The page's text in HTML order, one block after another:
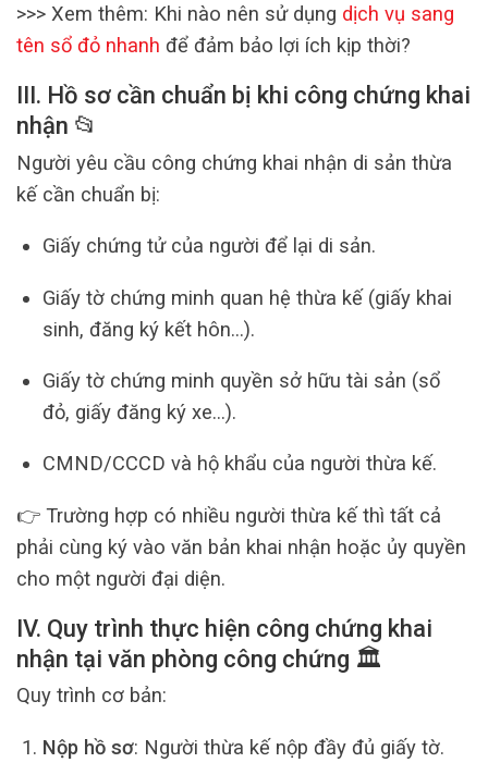
>>> Xem thêm: Khi nào nên sử dụng dịch vụ sang
tên sổ đỏ nhanh để đảm bảo lợi ích kịp thời?
III. Hồ sơ cần chuẩn bị khi công chứng khai
nhận 📂
Người yêu cầu công chứng khai nhận di sản thừa
kế cần chuẩn bị:
Giấy chứng tử của người để lại di sản.
Giấy tờ chứng minh quan hệ thừa kế (giấy khai
sinh, đăng ký kết hôn…).
Giấy tờ chứng minh quyền sở hữu tài sản (sổ
đỏ, giấy đăng ký xe…).
CMND/CCCD và hộ khẩu của người thừa kế.
👉 Trường hợp có nhiều người thừa kế thì tất cả
phải cùng ký vào văn bản khai nhận hoặc ủy quyền
cho một người đại diện.
IV. Quy trình thực hiện công chứng khai
nhận tại văn phòng công chứng 🏛️
Quy trình cơ bản:
Nộp hồ sơ: Người thừa kế nộp đầy đủ giấy tờ.